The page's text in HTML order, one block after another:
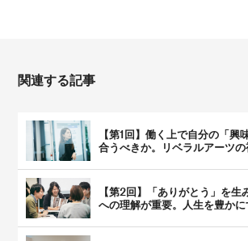
関連する記事
【第1回】働く上で自分の「興
合うべきか。リベラルアーツ
【第2回】「ありがとう」を生
への理解が重要。人生を豊か